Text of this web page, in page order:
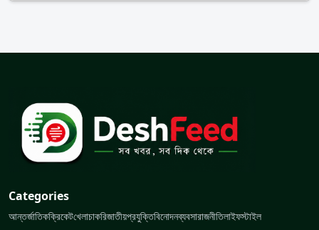
Categories
আন্তর্জাতিকক্রিকেটখেলাচাকরিজাতীয়প্রযুক্তিবিনোদনব্যবসারাজনীতিলাইফস্টাইল